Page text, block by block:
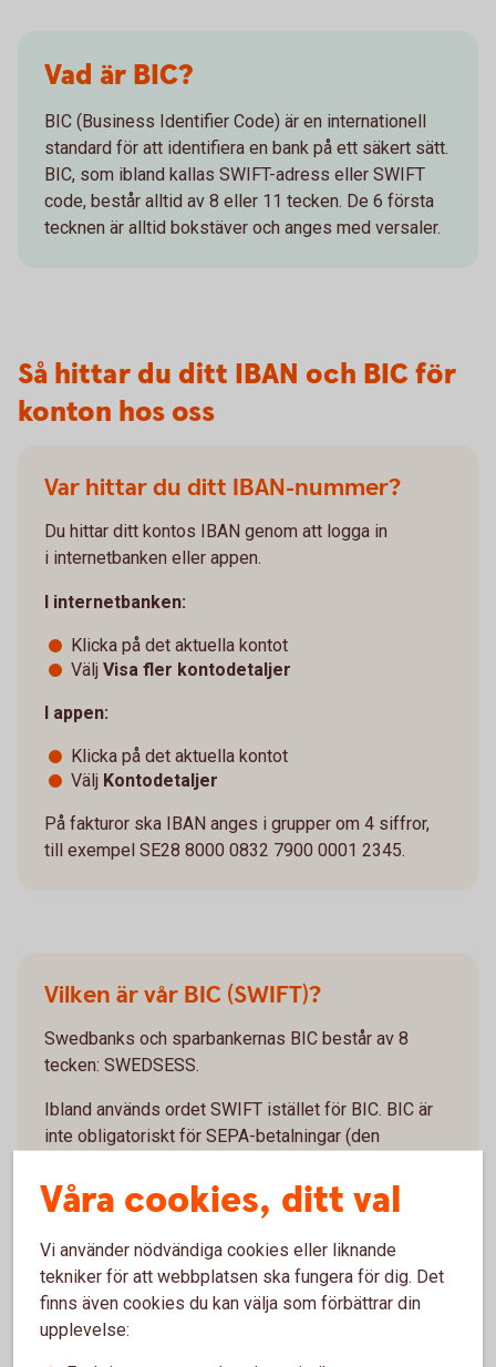
Vad är BIC?
BIC (Business Identifier Code) är en internationell
standard för att identifiera en bank på ett säkert sätt.
BIC, som ibland kallas SWIFT-adress eller SWIFT
code, består alltid av 8 eller 11 tecken. De 6 första
tecknen är alltid bokstäver och anges med versaler.
Så hittar du ditt IBAN och BIC för
konton hos oss
Var hittar du ditt IBAN-nummer?
Du hittar ditt kontos IBAN genom att logga in
i internetbanken eller appen.
I internetbanken:
Klicka på det aktuella kontot
Välj Visa fler kontodetaljer
I appen:
Klicka på det aktuella kontot
Välj Kontodetaljer
På fakturor ska IBAN anges i grupper om 4 siffror,
till exempel SE28 8000 0832 7900 0001 2345.
Vilken är vår BIC (SWIFT)?
Swedbanks och sparbankernas BIC består av 8
tecken: SWEDSESS.
Ibland används ordet SWIFT istället för BIC. BIC är
inte obligatoriskt för SEPA-betalningar (den
att utföra alla betalningar i euro inom det
gemensamma eurobetalningsområdet.
Våra cookies, ditt val
Vi använder nödvändiga cookies eller liknande
tekniker för att webbplatsen ska fungera för dig. Det
finns även cookies du kan välja som förbättrar din
upplevelse: